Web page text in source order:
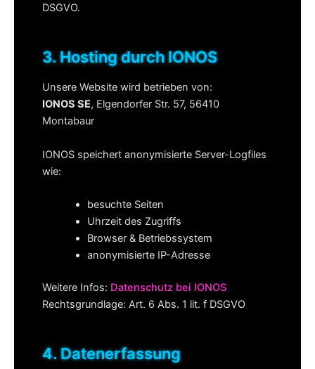
DSGVO.
3. Hosting durch IONOS
Unsere Website wird betrieben von:
IONOS SE, Elgendorfer Str. 57, 56410
Montabaur
IONOS speichert anonymisierte Server-Logfiles
wie:
besuchte Seiten
Uhrzeit des Zugriffs
Browser & Betriebssystem
anonymisierte IP-Adresse
Weitere Infos: Datenschutz bei IONOS
Rechtsgrundlage: Art. 6 Abs. 1 lit. f DSGVO
4. Datenerfassung